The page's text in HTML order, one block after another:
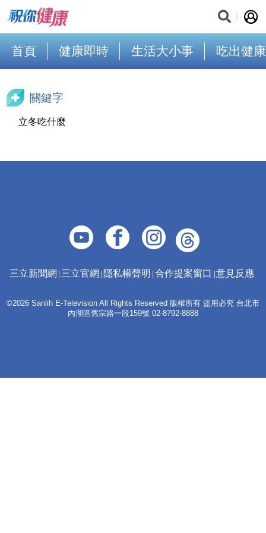
首頁 健康即時 生活大小事 吃出健康
關鍵字
立冬吃什麼
三立新聞網 三立官網 隱私權聲明 合作提案窗口 意見反應
©2026 Sanlih E-Television All Rights Reserved 版權所有 盜用必究 台北市
內湖區舊宗路一段159號 02-8792-8888